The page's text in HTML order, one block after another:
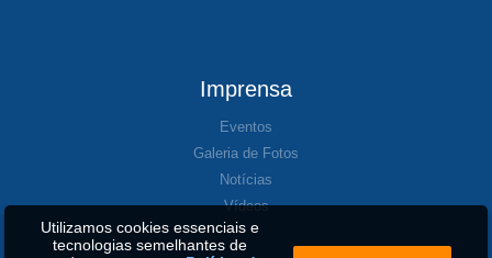
Imprensa
Eventos
Galeria de Fotos
Notícias
Vídeos
Utilizamos cookies essenciais e
tecnologias semelhantes de